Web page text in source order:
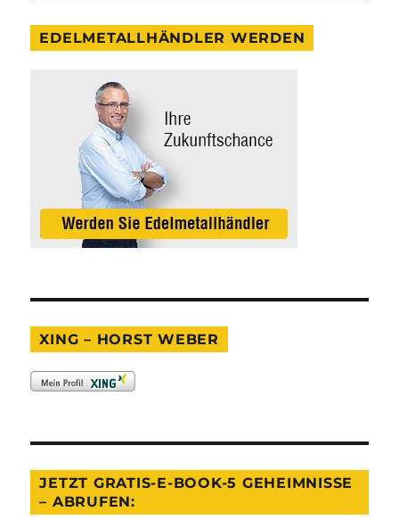
EDELMETALLHÄNDLER WERDEN
XING – HORST WEBER
JETZT GRATIS-E-BOOK-5 GEHEIMNISSE
– ABRUFEN: